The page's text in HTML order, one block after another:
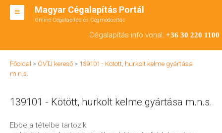
Magyar Cégalapítás Portál
Online Cégalapítás és Cégmódosítás
Cégalapítás info vonal: +36 30 220 1100
BT ALAPÍTÁS
TEÁOR SZÁMOK '08
Főoldal > ÖVTJ kereső > 139101 - Kötött, hurkolt kelme gyártása
m.n.s.
139101 - Kötött, hurkolt kelme gyártása m.n.s.
Ebbe a tételbe tartozik: